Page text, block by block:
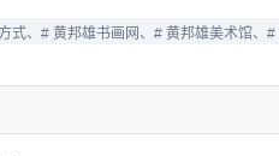
式、 # 黄邦雄书画网、 # 黄邦雄美术馆、 #